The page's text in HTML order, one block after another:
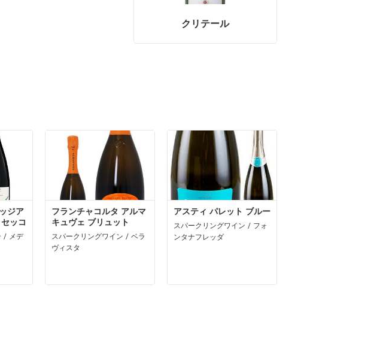
クリテール
ジア
ッコ
/ メデ
フランチャコルタ アルマ
キュヴェ ブリュット
スパークリングワイン / ベラ
ヴィスタ
アスティ パレット ブルー
スパークリングワイン / フォ
ンタナフレッダ